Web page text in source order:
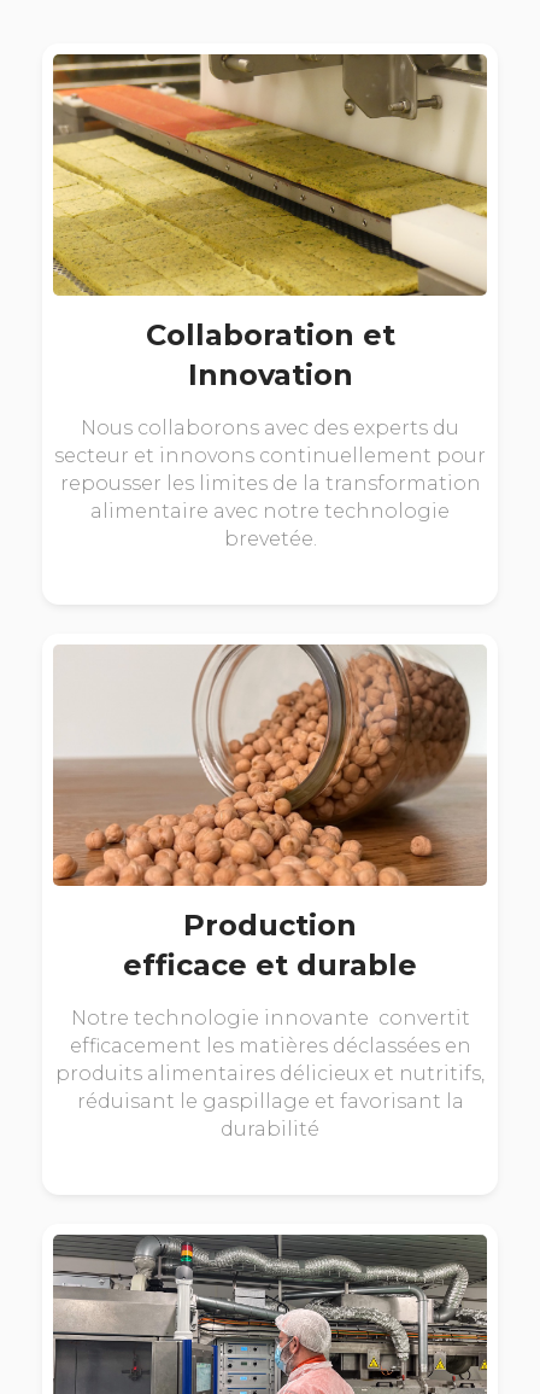
Collaboration et
Innovation
Nous collaborons avec des experts du
secteur et innovons continuellement pour
repousser les limites de la transformation
alimentaire avec notre technologie
brevetée.
Production
efficace et durable
Notre technologie innovante convertit
efficacement les matières déclassées en
produits alimentaires délicieux et nutritifs,
réduisant le gaspillage et favorisant la
durabilité